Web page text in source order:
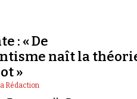
: « De
naît la
»
Rédaction